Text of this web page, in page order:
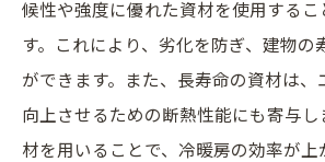
候性や強度に優れた資材を使用するこ
す。これにより、劣化を防ぎ、建物の
ができます。また、長寿命の資材は、
向上させるための断熱性能にも寄与
材を用いることで、冷暖房の効率が